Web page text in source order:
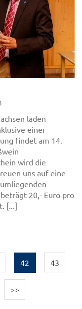
laden
einer
findet am 14.
wird die
uns auf eine
20,- Euro pro
[...]
42 43
>>